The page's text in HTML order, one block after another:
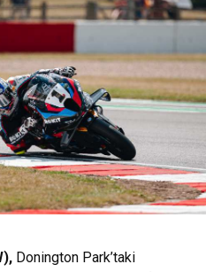
Donington Park’taki